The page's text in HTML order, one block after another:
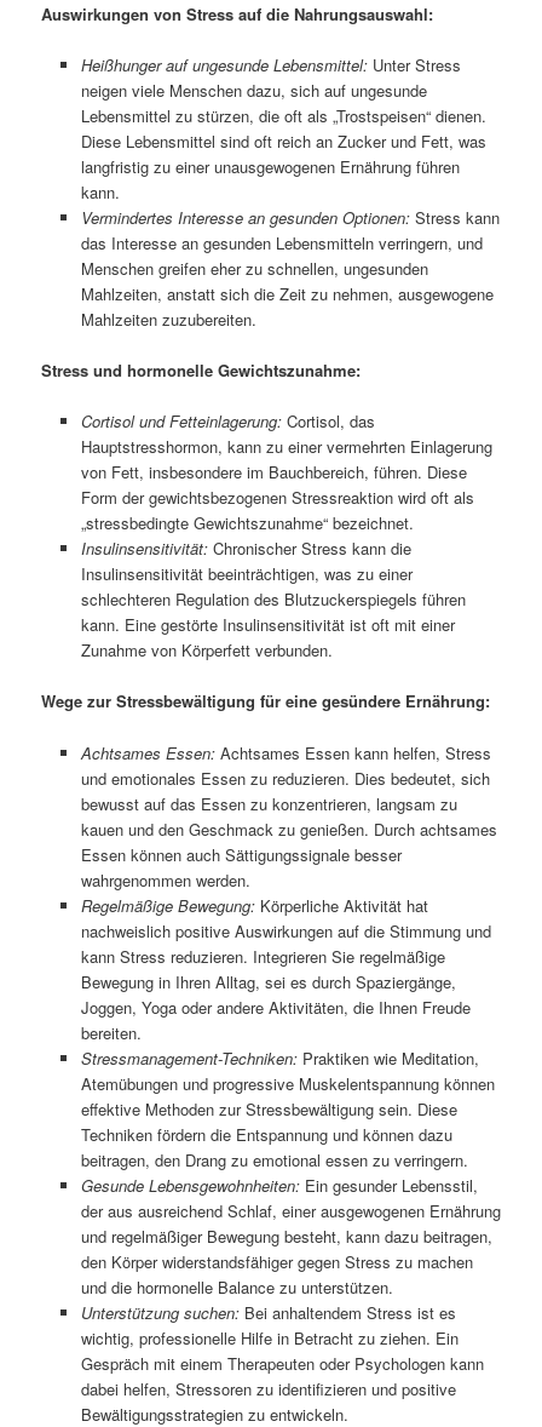
Auswirkungen von Stress auf die Nahrungsauswahl:
Heißhunger auf ungesunde Lebensmittel:Unter Stress
neigen viele Menschen dazu, sich auf ungesunde
Lebensmittel zu stürzen, die oft als „Trostspeisen“ dienen.
Diese Lebensmittel sind oft reich an Zucker und Fett, was
langfristig zu einer unausgewogenen Ernährung führen
kann.
Vermindertes Interesse an gesunden Optionen:Stress kann
das Interesse an gesunden Lebensmitteln verringern, und
Menschen greifen eher zu schnellen, ungesunden
Mahlzeiten, anstatt sich die Zeit zu nehmen, ausgewogene
Mahlzeiten zuzubereiten.
Stress und hormonelle Gewichtszunahme:
Cortisol und Fetteinlagerung:Cortisol, das
Hauptstresshormon, kann zu einer vermehrten Einlagerung
von Fett, insbesondere im Bauchbereich, führen. Diese
Form der gewichtsbezogenen Stressreaktion wird oft als
„stressbedingte Gewichtszunahme“ bezeichnet.
Insulinsensitivität:Chronischer Stress kann die
Insulinsensitivität beeinträchtigen, was zu einer
schlechteren Regulation des Blutzuckerspiegels führen
kann. Eine gestörte Insulinsensitivität ist oft mit einer
Zunahme von Körperfett verbunden.
Wege zur Stressbewältigung für eine gesündere Ernährung:
Achtsames Essen:Achtsames Essen kann helfen, Stress
und emotionales Essen zu reduzieren. Dies bedeutet, sich
bewusst auf das Essen zu konzentrieren, langsam zu
kauen und den Geschmack zu genießen. Durch achtsames
Essen können auch Sättigungssignale besser
wahrgenommen werden.
Regelmäßige Bewegung:Körperliche Aktivität hat
nachweislich positive Auswirkungen auf die Stimmung und
kann Stress reduzieren. Integrieren Sie regelmäßige
Bewegung in Ihren Alltag, sei es durch Spaziergänge,
Joggen, Yoga oder andere Aktivitäten, die Ihnen Freude
bereiten.
Stressmanagement-Techniken:Praktiken wie Meditation,
Atemübungen und progressive Muskelentspannung können
effektive Methoden zur Stressbewältigung sein. Diese
Techniken fördern die Entspannung und können dazu
beitragen, den Drang zu emotional essen zu verringern.
Gesunde Lebensgewohnheiten:Ein gesunder Lebensstil,
der aus ausreichend Schlaf, einer ausgewogenen Ernährung
und regelmäßiger Bewegung besteht, kann dazu beitragen,
den Körper widerstandsfähiger gegen Stress zu machen
und die hormonelle Balance zu unterstützen.
Unterstützung suchen:Bei anhaltendem Stress ist es
wichtig, professionelle Hilfe in Betracht zu ziehen. Ein
Gespräch mit einem Therapeuten oder Psychologen kann
dabei helfen, Stressoren zu identifizieren und positive
Bewältigungsstrategien zu entwickeln.